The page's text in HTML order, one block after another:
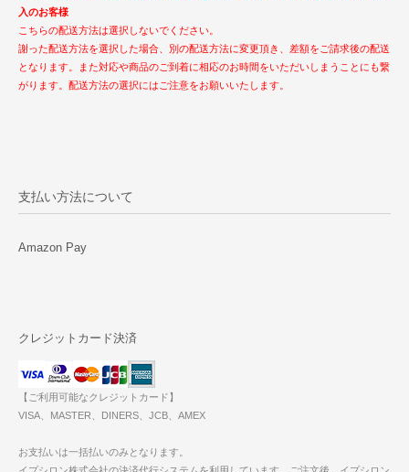
入のお客様
こちらの配送方法は選択しないでください。
謝った配送方法を選択した場合、別の配送方法に変更頂き、差額をご請求後の配送
となります。また対応や商品のご到着に相応のお時間をいただいしまうことにも繋
がります。配送方法の選択にはご注意をお願いいたします。
支払い方法について
Amazon Pay
クレジットカード決済
【ご利用可能なクレジットカード】
VISA、MASTER、DINERS、JCB、AMEX
お支払いは一括払いのみとなります。